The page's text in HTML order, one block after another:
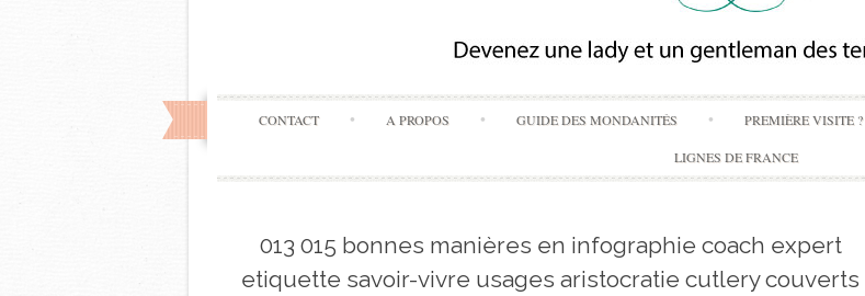
Skip
to
content
CONTACT A PROPOS GUIDE DES MONDANITÉS PREMIÈRE VISITE ?
LIGNES DE FRANCE
013 015 bonnes manières en infographie coach expert
etiquette savoir-vivre usages aristocratie cutlery couverts